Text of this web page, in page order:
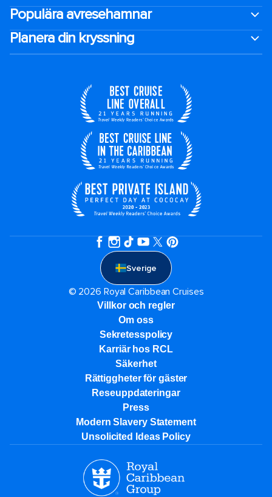
Populära avresehamnar
Planera din kryssning
Sverige
© 2026 Royal Caribbean Cruises
Villkor och regler
Om oss
Sekretesspolicy
Karriär hos RCL
Säkerhet
Rättiggheter för gäster
Reseuppdateringar​
Press
Modern Slavery Statement
Unsolicited Ideas Policy